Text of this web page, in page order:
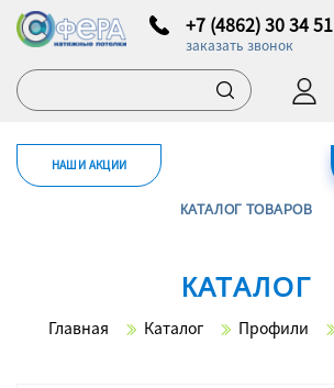
+7 (4862) 30 34 51
заказать звонок
НАШИ АКЦИИ
КАТАЛОГ ТОВАРОВ
КАТАЛОГ
Главная Каталог Профили